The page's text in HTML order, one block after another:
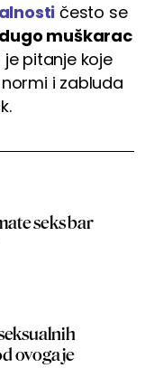
često se
muškarac
je pitanje koje
i zabluda
seks bar
ovoga je